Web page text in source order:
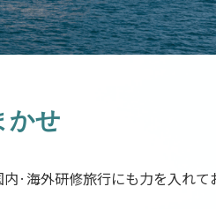
かせ
·海外研修旅行にも力を入れて